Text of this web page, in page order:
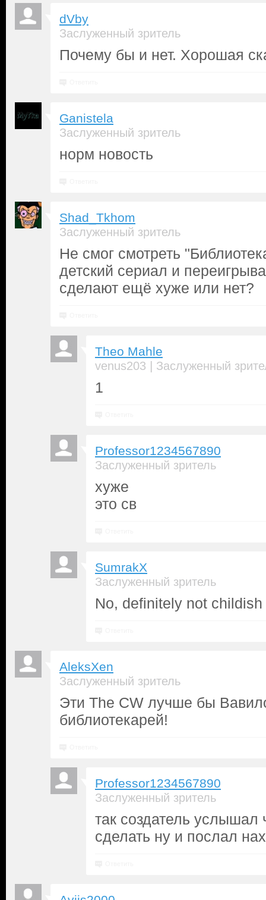
dVby
Заслуженный зритель
Почему бы и нет. Хорошая
Ganistela
Заслуженный зритель
норм новость
Shad_Tkhom
Заслуженный зритель
Не смог смотреть
детский сериал и
сделают ещё хуже или нет?
Theo Mahle
venus203 | Заслуженный
1
Professor1234567890
Заслуженный зритель
хуже
это св
SumrakX
Заслуженный зритель
No, definitely not childish
AleksXen
Заслуженный зритель
Эти The CW лучше бы
библиотекарей!
Professor1234567890
Заслуженный зритель
так создатель услышал
сделать ну и послал